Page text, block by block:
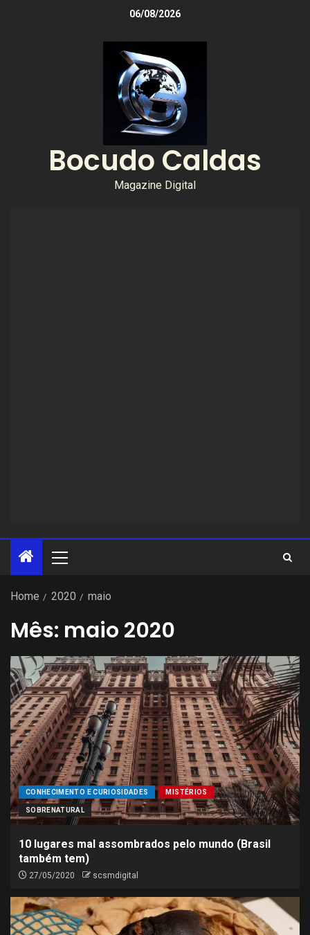
06/08/2026
Bocudo Caldas
Magazine Digital
Home 2020 maio
Mês: maio 2020
CONHECIMENTO E CURIOSIDADES MISTÉRIOS
SOBRENATURAL
10 lugares mal assombrados pelo mundo (Brasil
também tem)
27/05/2020 scsmdigital